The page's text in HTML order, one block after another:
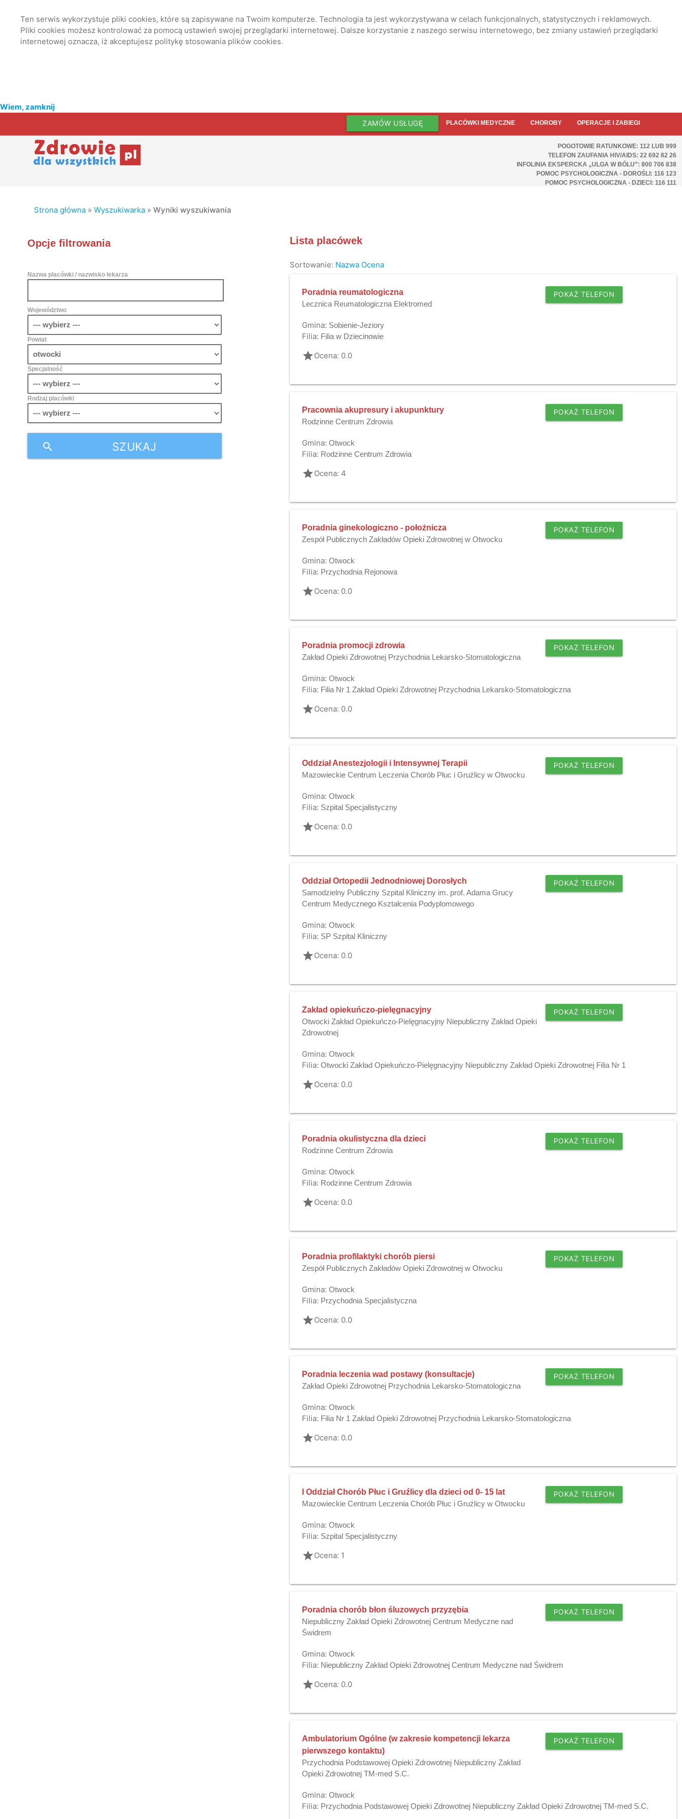
Ten serwis wykorzystuje pliki cookies, które są zapisywane na Twoim komputerze. Technologia ta jest wykorzystywana w celach funkcjonalnych, statystycznych i reklamowych.
Pliki cookies możesz kontrolować za pomocą ustawień swojej przeglądarki internetowej. Dalsze korzystanie z naszego serwisu internetowego, bez zmiany ustawień przeglądarki
internetowej oznacza, iż akceptujesz politykę stosowania plików cookies.
Wiem, zamknij
ZAMÓW USŁUGĘ PLACÓWKI MEDYCZNE CHOROBY OPERACJE I ZABIEGI
POGOTOWIE RATUNKOWE: 112 LUB 999
TELEFON ZAUFANIA HIV/AIDS: 22 692 82 26
INFOLINIA EKSPERCKA „ULGA W BÓLU”: 800 706 838
POMOC PSYCHOLOGICZNA - DOROŚLI: 116 123
POMOC PSYCHOLOGICZNA - DZIECI: 116 111
Strona główna »Wyszukiwarka »Wyniki wyszukiwania
Opcje filtrowania
Nazwa placówki / nazwisko lekarza
Województwo
Powiat
Specjalność
Rodzaj placówki
SZUKAJ
search
Lista placówek
Sortowanie: Nazwa Ocena
Poradnia reumatologiczna
Lecznica Reumatologiczna Elektromed
POKAŻ TELEFON
Gmina: Sobienie-Jeziory
Filia: Filia w Dziecinowie
gradeOcena: 0.0
Pracownia akupresury i akupunktury
Rodzinne Centrum Zdrowia
POKAŻ TELEFON
Gmina: Otwock
Filia: Rodzinne Centrum Zdrowia
gradeOcena: 4
Poradnia ginekologiczno - położnicza
Zespół Publicznych Zakładów Opieki Zdrowotnej w Otwocku
POKAŻ TELEFON
Gmina: Otwock
Filia: Przychodnia Rejonowa
gradeOcena: 0.0
Poradnia promocji zdrowia
Zakład Opieki Zdrowotnej Przychodnia Lekarsko-Stomatologiczna
POKAŻ TELEFON
Gmina: Otwock
Filia: Filia Nr 1 Zakład Opieki Zdrowotnej Przychodnia Lekarsko-Stomatologiczna
gradeOcena: 0.0
Oddział Anestezjologii i Intensywnej Terapii
Mazowieckie Centrum Leczenia Chorób Płuc i Gruźlicy w Otwocku
POKAŻ TELEFON
Gmina: Otwock
Filia: Szpital Specjalistyczny
gradeOcena: 0.0
Oddział Ortopedii Jednodniowej Dorosłych
Samodzielny Publiczny Szpital Kliniczny im. prof. Adama Grucy
Centrum Medycznego Kształcenia Podyplomowego
POKAŻ TELEFON
Gmina: Otwock
Filia: SP Szpital Kliniczny
gradeOcena: 0.0
Zakład opiekuńczo-pielęgnacyjny
Otwocki Zakład Opiekuńczo-Pielęgnacyjny Niepubliczny Zakład Opieki
Zdrowotnej
POKAŻ TELEFON
Gmina: Otwock
Filia: Otwocki Zakład Opiekuńczo-Pielęgnacyjny Niepubliczny Zakład Opieki Zdrowotnej Filia Nr 1
gradeOcena: 0.0
Poradnia okulistyczna dla dzieci
Rodzinne Centrum Zdrowia
POKAŻ TELEFON
Gmina: Otwock
Filia: Rodzinne Centrum Zdrowia
gradeOcena: 0.0
Poradnia profilaktyki chorób piersi
Zespół Publicznych Zakładów Opieki Zdrowotnej w Otwocku
POKAŻ TELEFON
Gmina: Otwock
Filia: Przychodnia Specjalistyczna
gradeOcena: 0.0
Poradnia leczenia wad postawy (konsultacje)
Zakład Opieki Zdrowotnej Przychodnia Lekarsko-Stomatologiczna
POKAŻ TELEFON
Gmina: Otwock
Filia: Filia Nr 1 Zakład Opieki Zdrowotnej Przychodnia Lekarsko-Stomatologiczna
gradeOcena: 0.0
I Oddział Chorób Płuc i Gruźlicy dla dzieci od 0- 15 lat
Mazowieckie Centrum Leczenia Chorób Płuc i Gruźlicy w Otwocku
POKAŻ TELEFON
Gmina: Otwock
Filia: Szpital Specjalistyczny
gradeOcena: 1
Poradnia chorób błon śluzowych przyzębia
Niepubliczny Zakład Opieki Zdrowotnej Centrum Medyczne nad
Świdrem
POKAŻ TELEFON
Gmina: Otwock
Filia: Niepubliczny Zakład Opieki Zdrowotnej Centrum Medyczne nad Świdrem
gradeOcena: 0.0
Ambulatorium Ogólne (w zakresie kompetencji lekarza
pierwszego kontaktu)
Przychodnia Podstawowej Opieki Zdrowotnej Niepubliczny Zakład
Opieki Zdrowotnej TM-med S.C.
POKAŻ TELEFON
Gmina: Otwock
Filia: Przychodnia Podstawowej Opieki Zdrowotnej Niepubliczny Zakład Opieki Zdrowotnej TM-med S.C.